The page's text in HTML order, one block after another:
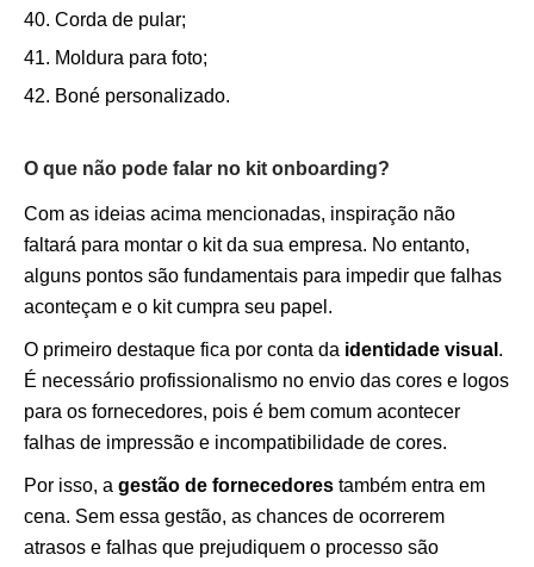
Corda de pular;
Moldura para foto;
Boné personalizado.
O que não pode falar no kit onboarding?
Com as ideias acima mencionadas, inspiração não
faltará para montar o kit da sua empresa. No entanto,
alguns pontos são fundamentais para impedir que falhas
aconteçam e o kit cumpra seu papel.
O primeiro destaque fica por conta da identidade visual .
É necessário profissionalismo no envio das cores e logos
para os fornecedores, pois é bem comum acontecer
falhas de impressão e incompatibilidade de cores.
Por isso, a gestão de fornecedores também entra em
cena. Sem essa gestão, as chances de ocorrerem
atrasos e falhas que prejudiquem o processo são